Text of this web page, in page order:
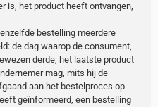
is, het product heeft ontvangen,
bestelling meerdere
de dag waarop de consument,
derde, het laatste product
mag, mits hij de
aan het bestelproces op
geïnformeerd, een bestelling